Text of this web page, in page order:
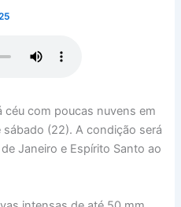
céu com poucas nuvens em
(22). A condição será
Janeiro e Espírito Santo ao